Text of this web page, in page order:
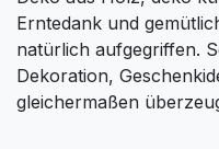
Erntedank und
natürlich aufgegriffen.
Dekoration,
gleichermaßen